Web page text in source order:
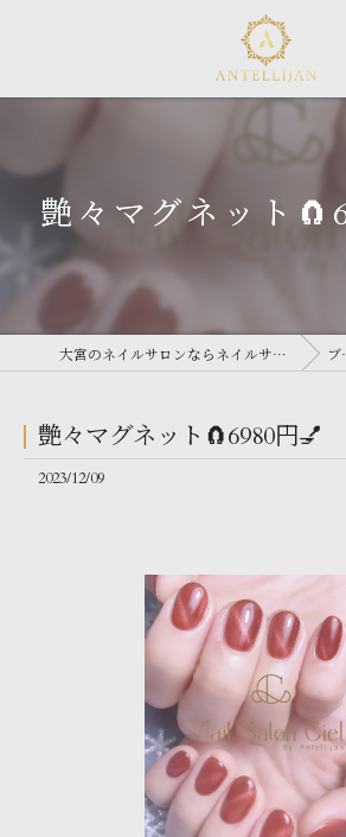
艶々マグネット
大宮のネイルサロンならネイルサロン Antellijan 大宮 ブログ
艶々マグネット🧲6980円💅
2023/12/09